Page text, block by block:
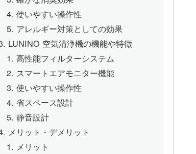
使いやすい操作性
アレルギー対策としての効果
LUNINO 空気清浄機の機能や特徴
高性能フィルターシステム
スマートエアモニター機能
使いやすい操作性
省スペース設計
静音設計
メリット・デメリット
メリット